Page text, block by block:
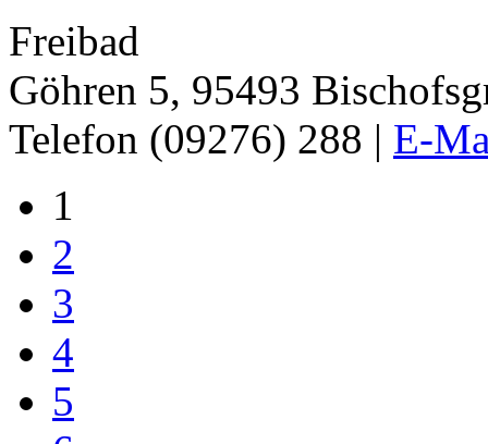
Freibad
Göhren 5, 95493
Telefon (09276) 288 | E-
1
2
3
4
5